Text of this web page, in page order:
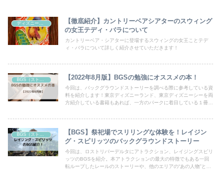
【徹底紹介】カントリーベアシアターのスウィング
の女王テディ・バラについて
カントリーベア・シアターに登場するスウィングの女王ことテデ
ィ・バラについて詳しく紹介させていただきます！
【2022年8月版】BGSの勉強にオススメの本！
今回は、バックグラウンドストーリーを調べる際に参考している資
料を紹介します！東京ディズニーランド、東京ディズニーシーを両
方紹介している書籍もあれば、一方のパークに着目している１冊も
【BGS】祭祀場でスリリングな体験を！レイジン
グ・スピリッツのバックグラウンドストーリー
今回は、ロストリバーデルタにアトラクション、レイジングスピリ
ッツのBGSを紹介。本アトラクションの最大の特徴でもある一回
転ループしたレールのストーリーや、他のエリアの“あの人物”との